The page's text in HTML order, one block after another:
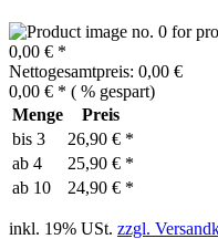
0,00 € *
Nettogesamtpreis: 0,00 €
0,00 € * ( % gespart)
Menge
Preis
bis 3
26,90 € *
ab 4
25,90 € *
ab 10 24,90 € *
inkl. 19% USt. zzgl.